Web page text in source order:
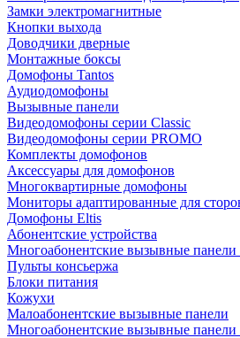
Замки электромагнитные
Кнопки выхода
Доводчики дверные
Монтажные боксы
Домофоны Tantos
Аудиодомофоны
Вызывные панели
Видеодомофоны серии Classic
Видеодомофоны серии PROMO
Комплекты домофонов
Аксессуары для домофонов
Многоквартирные домофоны
Мониторы адаптированные для
Домофоны Eltis
Абонентские устройства
Многоабонентские вызывные панели
Пульты консьержа
Блоки питания
Кожухи
Малоабонентские вызывные панели
Многоабонентские вызывные панели